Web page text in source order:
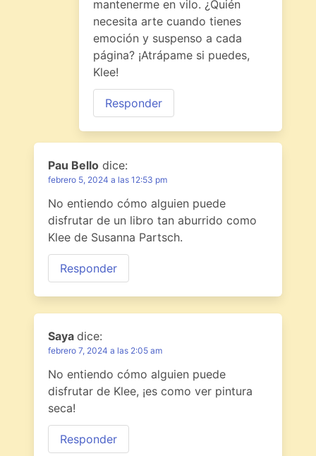
mantenerme en vilo. ¿Quién
necesita arte cuando tienes
emoción y suspenso a cada
página? ¡Atrápame si puedes,
Klee!
Responder
Pau Bello dice:
febrero 5, 2024 a las 12:53 pm
No entiendo cómo alguien puede
disfrutar de un libro tan aburrido como
Klee de Susanna Partsch.
Responder
Saya dice:
febrero 7, 2024 a las 2:05 am
No entiendo cómo alguien puede
disfrutar de Klee, ¡es como ver pintura
seca!
Responder